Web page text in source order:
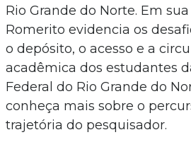
Rio Grande do Norte. Em
Romerito evidencia os
o depósito, o acesso e a
acadêmica dos estudantes
Federal do Rio Grande do
conheça mais sobre o
trajetória do pesquisador.